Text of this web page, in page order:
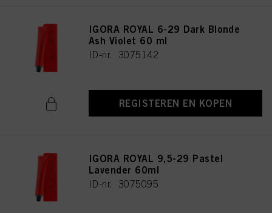
IGORA ROYAL 6-29 Dark Blonde
Ash Violet 60 ml
ID-nr. 3075142
REGISTEREN EN KOPEN
IGORA ROYAL 9,5-29 Pastel
Lavender 60ml
ID-nr. 3075095